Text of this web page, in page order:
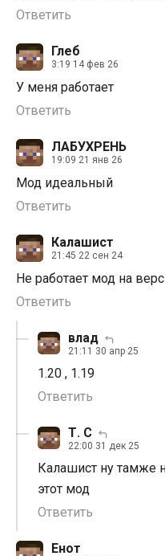
Ответить
Глеб
3:19 14 фев 26
У меня работает
Ответить
ЛАБУХРЕНЬ
19:09 21 янв 26
Мод идеальный
Ответить
Калашист
21:45 22 сен 24
Не работает мод на
Ответить
влад
21:11 30 апр 25
1.20 , 1.19
Ответить
Т. С
22:00 31 дек 25
Калашист ну тамже
этот мод
Ответить
Енот